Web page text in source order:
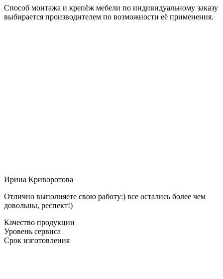
Способ монтажа и крепёж мебели по индивидуальному заказу
выбирается производителем по возможности её применения.
Ирина Криворотова
Отлично выполняете свою работу:) все остались более чем
довольны, респект!)
Качество продукции
Уровень сервиса
Срок изготовления